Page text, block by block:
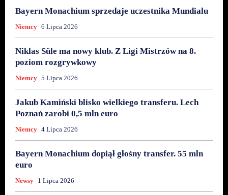
Bayern Monachium sprzedaje uczestnika Mundialu
Niemcy 6 Lipca 2026
Niklas Süle ma nowy klub. Z Ligi Mistrzów na 8.
poziom rozgrywkowy
Niemcy 5 Lipca 2026
Jakub Kamiński blisko wielkiego transferu. Lech
Poznań zarobi 0,5 mln euro
Niemcy 4 Lipca 2026
Bayern Monachium dopiął głośny transfer. 55 mln
euro
Newsy 1 Lipca 2026